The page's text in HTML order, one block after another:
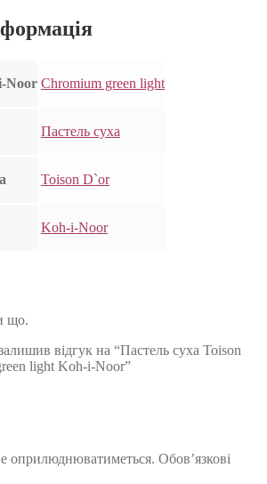
Noor Chromium green light
Пастель суха
Toison D`or
Koh-i-Noor
що.
відгук на “Пастель суха Toison
light Koh-i-Noor”
оприлюднюватиметься. Обов’язкові